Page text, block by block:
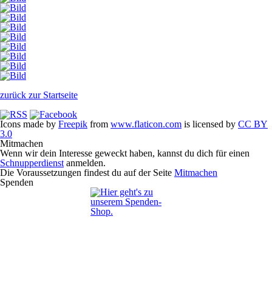
zurück zur Startseite
Icons made by Freepik from www.flaticon.com is licensed by CC BY
3.0
Mitmachen
Wenn wir dein Interesse geweckt haben, kannst du dich für einen
Schnupperdienst anmelden.
Die Voraussetzungen findest du auf der Seite Mitmachen
Spenden